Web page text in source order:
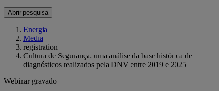
Abrir pesquisa
Energia
Media
registration
Cultura de Segurança: uma análise da base histórica de
diagnósticos realizados pela DNV entre 2019 e 2025
Webinar gravado